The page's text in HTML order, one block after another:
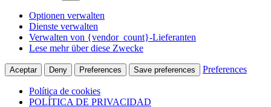
Optionen verwalten
Dienste verwalten
Verwalten von {vendor_count}-Lieferanten
Lese mehr über diese Zwecke
Aceptar Deny Preferences Save preferences Preferences
Política de cookies
POLÍTICA DE PRIVACIDAD